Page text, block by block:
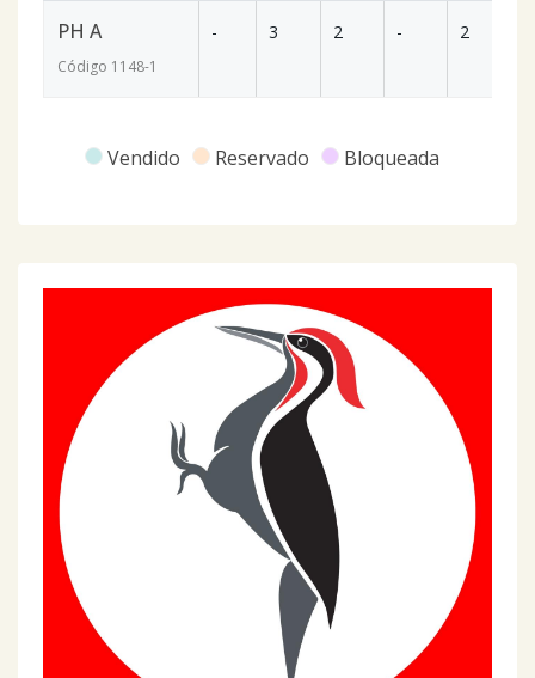
PH A
Código 1148-1
- 3 2 - 2
Vendido Reservado Bloqueada